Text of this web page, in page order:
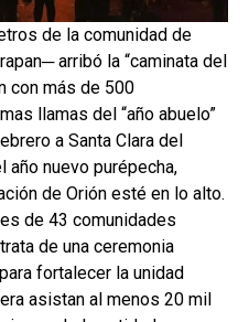
de la comunidad de
arribó la “caminata del
con más de 500
llamas del “año abuelo”
a Santa Clara del
año nuevo purépecha,
de Orión esté en lo alto.
de 43 comunidades
de una ceremonia
fortalecer la unidad
asistan al menos 20 mil